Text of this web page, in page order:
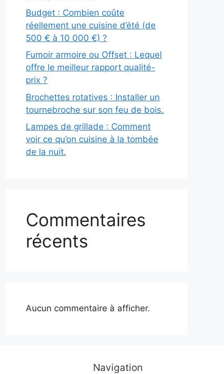
Budget : Combien coûte
réellement une cuisine d’été (de
500 € à 10 000 €) ?
Fumoir armoire ou Offset : Lequel
offre le meilleur rapport qualité-
prix ?
Brochettes rotatives : Installer un
tournebroche sur son feu de bois.
Lampes de grillade : Comment
voir ce qu’on cuisine à la tombée
de la nuit.
Commentaires
récents
Aucun commentaire à afficher.
Navigation